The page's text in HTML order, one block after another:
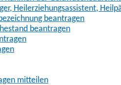
Heilerziehungsassistent,
beantragen
beantragen
mitteilen